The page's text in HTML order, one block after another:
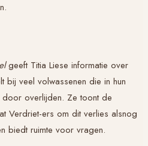
geeft Titia Liese informatie over
bij veel volwassenen die in hun
overlijden. Ze toont de
Verdriet-ers om dit verlies alsnog
biedt ruimte voor vragen.